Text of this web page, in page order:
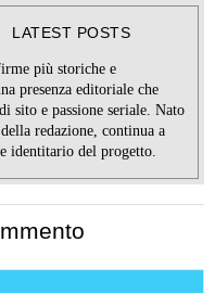
LATEST POSTS
più storiche e
presenza editoriale che
sito e passione seriale. Nato
redazione, continua a
identitario del progetto.